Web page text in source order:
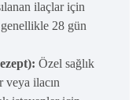
ilaçlar için
28 gün
Özel sağlık
veya ilacın